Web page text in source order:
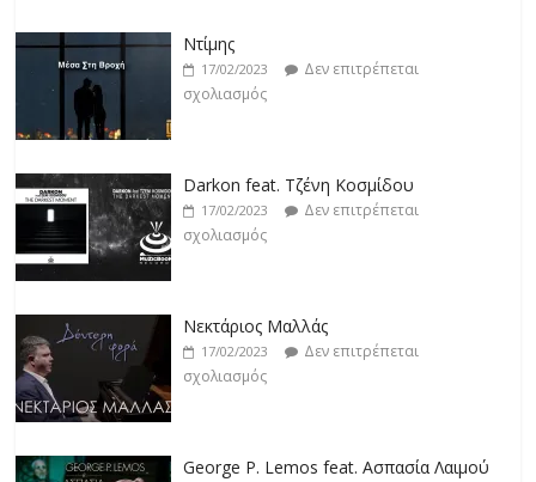
Ντίμης
17/02/2023
Δεν επιτρέπεται
σχολιασμός
Darkon feat. Τζένη Κοσμίδου
17/02/2023
Δεν επιτρέπεται
σχολιασμός
Νεκτάριος Μαλλάς
17/02/2023
Δεν επιτρέπεται
σχολιασμός
George P. Lemos feat. Ασπασία Λαιμού